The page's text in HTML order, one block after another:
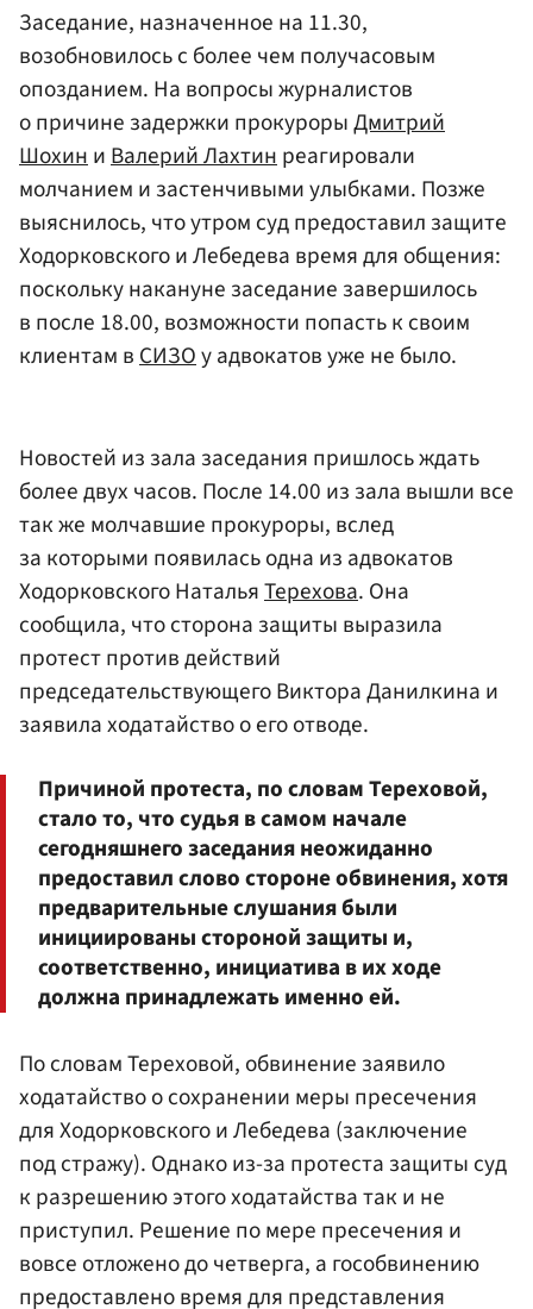
Заседание, назначенное на 11.30,
возобновилось с более чем получасовым
опозданием. На вопросы журналистов
о причине задержки прокурорыДмитрий
ШохиниВалерий Лахтинреагировали
молчанием и застенчивыми улыбками. Позже
выяснилось, что утром суд предоставил защите
Ходорковского и Лебедева время для общения:
поскольку накануне заседание завершилось
в после 18.00, возможности попасть к своим
клиентам вСИЗОу адвокатов уже не было.
Новостей из зала заседания пришлось ждать
более двух часов. После 14.00 из зала вышли все
так же молчавшие прокуроры, вслед
за которыми появилась одна из адвокатов
Ходорковского НатальяТерехова. Она
сообщила, что сторона защиты выразила
протест против действий
председательствующего Виктора Данилкина и
заявила ходатайство о его отводе.
Причиной протеста, по словам Тереховой,
стало то, что судья в самом начале
сегодняшнего заседания неожиданно
предоставил слово стороне обвинения, хотя
предварительные слушания были
инициированы стороной защиты и,
соответственно, инициатива в их ходе
должна принадлежать именно ей.
По словам Тереховой, обвинение заявило
ходатайство о сохранении меры пресечения
для Ходорковского и Лебедева (заключение
под стражу). Однако из-за протеста защиты суд
к разрешению этого ходатайства так и не
приступил. Решение по мере пресечения и
вовсе отложено до четверга, а гособвинению
предоставлено время для представления